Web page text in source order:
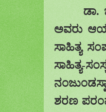
ಡಾ.
ಅವರು
ಸಾಹಿತ್ಯ
ಸಾಹಿತ್ಯ-
ಶರಣ